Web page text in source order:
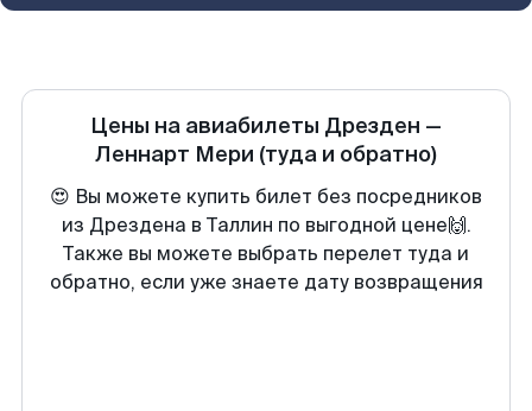
Цены на авиабилеты Дрезден —
Леннарт Мери (туда и обратно)
😍 Вы можете купить билет без посредников
из Дрездена в Таллин по выгодной цене🙌.
Также вы можете выбрать перелет туда и
обратно, если уже знаете дату возвращения